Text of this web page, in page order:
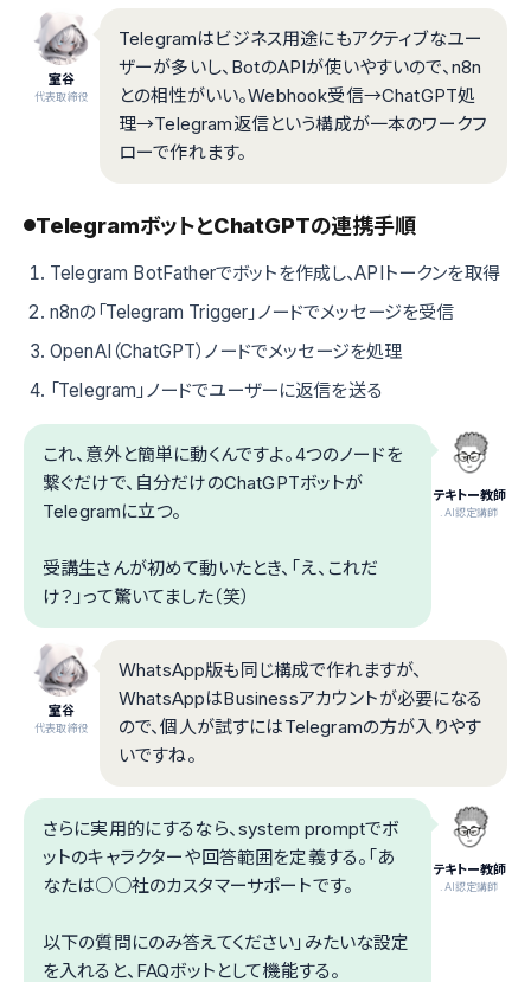
室谷
代表取締役
Telegramはビジネス用途にもアクティブなユー
ザーが多いし、BotのAPIが使いやすいので、n8n
との相性がいい。Webhook受信→ChatGPT処
理→Telegram返信という構成が一本のワークフ
ローで作れます。
TelegramボットとChatGPTの連携手順
Telegram BotFatherでボットを作成し、APIトークンを取得
n8nの「Telegram Trigger」ノードでメッセージを受信
OpenAI（ChatGPT）ノードでメッセージを処理
「Telegram」ノードでユーザーに返信を送る
テキトー教師
.AI認定講師
これ、意外と簡単に動くんですよ。4つのノードを
繋ぐだけで、自分だけのChatGPTボットが
Telegramに立つ。
受講生さんが初めて動いたとき、「え、これだ
け？」って驚いてました（笑）
室谷
代表取締役
WhatsApp版も同じ構成で作れますが、
WhatsAppはBusinessアカウントが必要になる
ので、個人が試すにはTelegramの方が入りやす
いですね。
テキトー教師
.AI認定講師
さらに実用的にするなら、system promptでボ
ットのキャラクターや回答範囲を定義する。「あ
なたは○○社のカスタマーサポートです。
以下の質問にのみ答えてください」みたいな設定
を入れると、FAQボットとして機能する。